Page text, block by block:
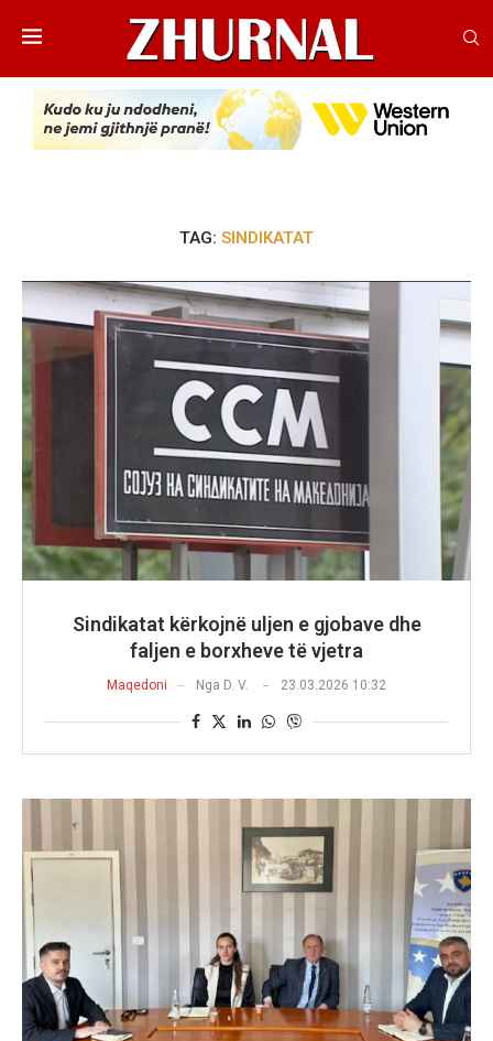
TAG: SINDIKATAT
Sindikatat kërkojnë uljen e gjobave dhe
faljen e borxheve të vjetra
Maqedoni Nga D. V. 23.03.2026 10:32